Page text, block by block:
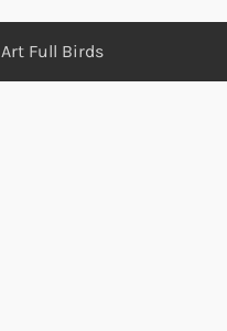
Art Full Birds